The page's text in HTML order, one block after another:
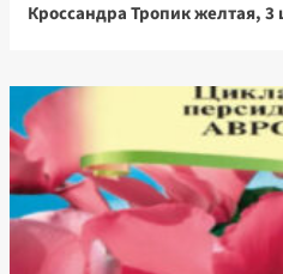
Кроссандра Тропик желтая,